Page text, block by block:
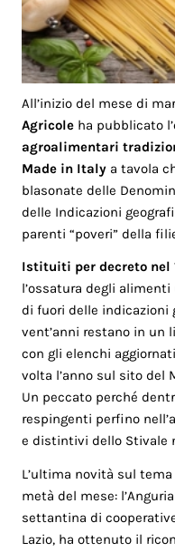
All’inizio del mese di
Agricole ha pubblicato
agroalimentari
Made in Italy a tavola
blasonate delle
delle Indicazioni
parenti “poveri” della
Istituiti per decreto nel
l’ossatura degli
di fuori delle indicazioni
vent’anni restano in un
con gli elenchi
volta l’anno sul sito del
Un peccato perché
respingenti perfino
e distintivi dello Stivale
L’ultima novità sul
metà del mese:
settantina di
Lazio, ha ottenuto il